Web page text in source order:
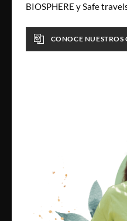
BIOSPHERE y Safe
CONOCE